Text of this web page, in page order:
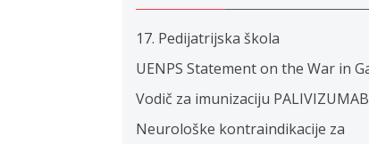
17. Pedijatrijska škola
UENPS Statement on the War in
Vodič za imunizaciju
Neurološke kontraindikacije za